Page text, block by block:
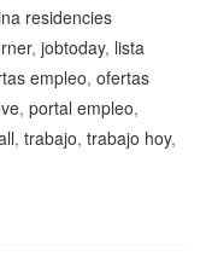
residencies
,jobtoday, lista
empleo,ofertas
,portal empleo,
,trabajo,trabajo hoy,